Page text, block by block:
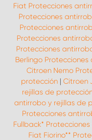
Fiat Protecciones
Protecciones
Protecciones
Protecciones
Protecciones
Berlingo
Citroen Nemo
protección| Citroen
rejillas de
antirrobo y rejillas de
Protecciones
Fullback*
Fiat Fiorino**